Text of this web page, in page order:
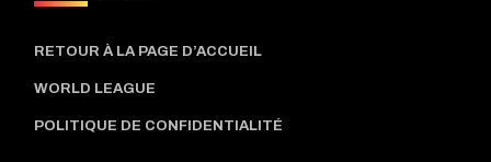
RETOUR À LA PAGE D’ACCUEIL
WORLD LEAGUE
POLITIQUE DE CONFIDENTIALITÉ